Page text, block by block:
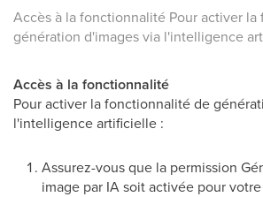
Accès à la fonctionnalité Pour activer
génération d'images via l'intelligence
Accès à la fonctionnalité
Pour activer la fonctionnalité de
l'intelligence artificielle :
Assurez-vous que la permission
image par IA soit activée pour